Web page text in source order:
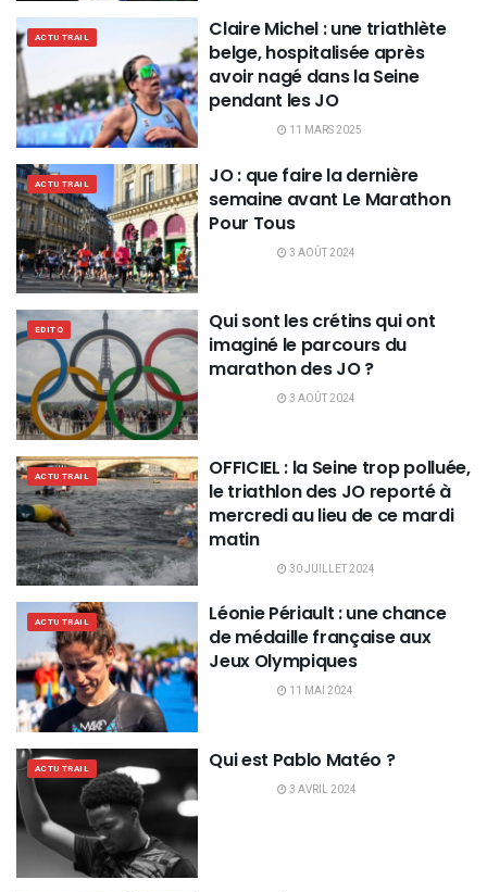
ACTU TRAIL
Claire Michel : une triathlète
belge, hospitalisée après
avoir nagé dans la Seine
pendant les JO
11 MARS 2025
ACTU TRAIL
JO : que faire la dernière
semaine avant Le Marathon
Pour Tous
3 AOÛT 2024
EDITO
Qui sont les crétins qui ont
imaginé le parcours du
marathon des JO ?
3 AOÛT 2024
ACTU TRAIL
OFFICIEL : la Seine trop polluée,
le triathlon des JO reporté à
mercredi au lieu de ce mardi
matin
30 JUILLET 2024
ACTU TRAIL
Léonie Périault : une chance
de médaille française aux
Jeux Olympiques
11 MAI 2024
ACTU TRAIL Qui est Pablo Matéo ?
3 AVRIL 2024